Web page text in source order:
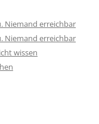
Niemand erreichbar
Niemand erreichbar
wissen